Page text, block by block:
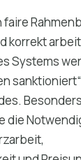
faire
korrekt
Systems
Besonders
die